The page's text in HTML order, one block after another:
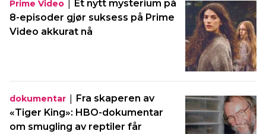
Prime Video
Et nytt mysterium på
8-episoder gjør suksess på Prime
Video akkurat nå
dokumentar | Fra skaperen av
«Tiger King»: HBO-dokumentar
om smugling av reptiler får